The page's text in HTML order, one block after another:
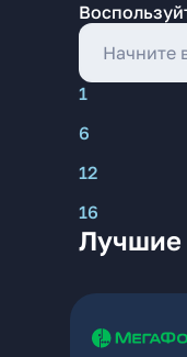
1
6
12
16
Лучшие